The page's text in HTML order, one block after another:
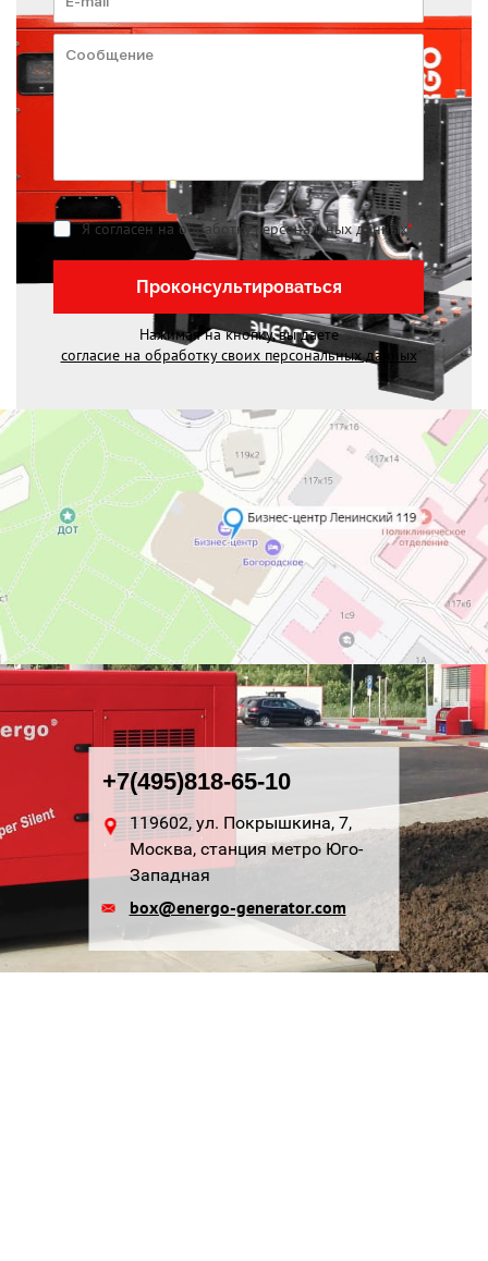
Я согласен на обработку персональных данных*
Проконсультироваться
Нажимая на кнопку, вы даете
согласие на обработку своих персональных данных
+7(495)818-65-10
119602, ул. Покрышкина, 7,
Москва, станция метро Юго-
Западная
box@energo-generator.com